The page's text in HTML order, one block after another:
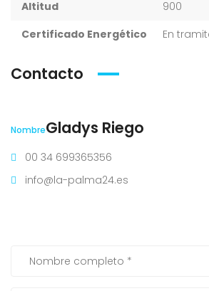
Altitud
900
Certificado Energético
En
Contacto
NombreGladys Riego
00 34 699365356
info@la-palma24.es